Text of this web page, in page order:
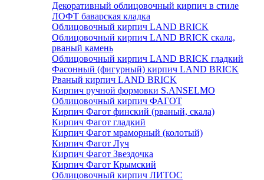
Декоративный облицовочный кирпич в стиле
ЛОФТ баварская кладка
Облицовочный кирпич LAND BRICK
Облицовочный кирпич LAND BRICK скала,
рваный камень
Облицовочный кирпич LAND BRICK гладкий
Фасонный (фигурный) кирпич LAND BRICK
Рваный кирпич LAND BRICK
Кирпич ручной формовки S.ANSELMO
Облицовочный кирпич ФАГОТ
Кирпич Фагот финский (рваный, скала)
Кирпич Фагот гладкий
Кирпич Фагот мраморный (колотый)
Кирпич Фагот Луч
Кирпич Фагот Звездочка
Кирпич Фагот Крымский
Облицовочный кирпич ЛИТОС